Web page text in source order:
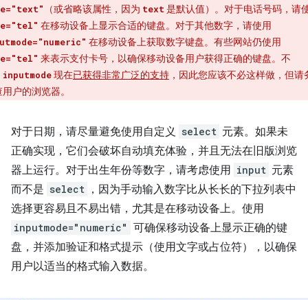
（或省略该属性，因为 text是默认值）。对于电话号码，请
在移动设备上显示合适的键盘。对于其他数字，请使用
在移动设备上获取数字键盘。有些网站仍使用
来表示支付卡号，以确保移动设备用户获得正确的键盘。不
inputmode现在已获得非常广泛的支持 ，因此您应该不必这样做，但请
户的浏览器。
对于日期，请尽量避免使用自定义 select 元素。如果未
正确实现，它们会破坏自动填充体验，并且无法在旧版浏览
器上运行。对于出生年份等数字，请考虑使用 input 元素
而不是 select ，因为手动输入数字比从长长的下拉列表中
选择更容易且不易出错，尤其是在移动设备上。使用
inputmode="numeric" 可确保移动设备上显示正确的键
盘，并添加验证和格式提示（使用文字或占位符），以确保
用户以适当的格式输入数据。